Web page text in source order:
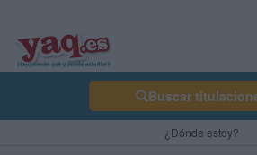
Buscar
¿Dónde estoy?